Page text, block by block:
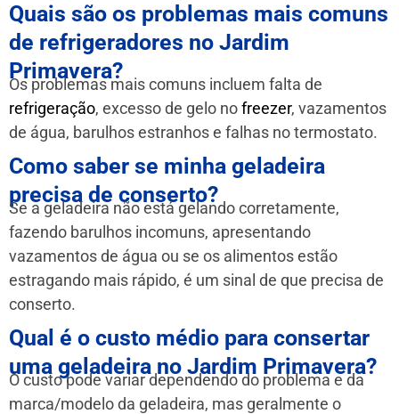
Quais são os problemas mais comuns
de refrigeradores no Jardim
Primavera?
Os problemas mais comuns incluem falta de
refrigeração, excesso de gelo nofreezer, vazamentos
de água, barulhos estranhos e falhas no termostato.
Como saber se minha geladeira
precisa de conserto?
Se a geladeira não está gelando corretamente,
fazendo barulhos incomuns, apresentando
vazamentos de água ou se os alimentos estão
estragando mais rápido, é um sinal de que precisa de
conserto.
Qual é o custo médio para consertar
uma geladeira no Jardim Primavera?
O custo pode variar dependendo do problema e da
marca/modelo da geladeira, mas geralmente o